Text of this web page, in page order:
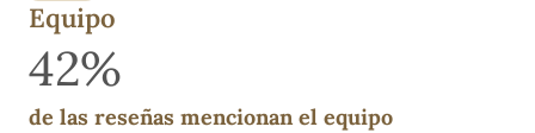
Equipo
42%
de las reseñas mencionan el equipo